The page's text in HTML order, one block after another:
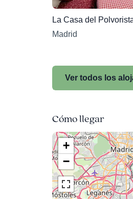
La Casa del
Madrid
Ver todos los
Cómo llegar
+
−